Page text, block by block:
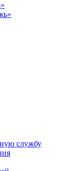
службу